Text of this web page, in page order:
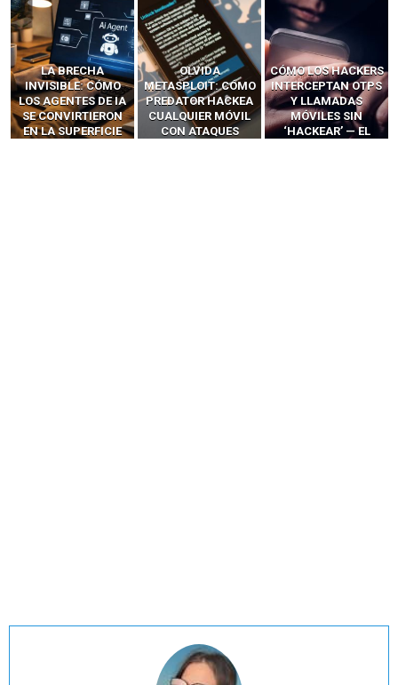
LA BRECHA
INVISIBLE: CÓMO
LOS AGENTES DE IA
SE CONVIRTIERON
EN LA SUPERFICIE
OLVIDA
METASPLOIT: CÓMO
PREDATOR HACKEA
CUALQUIER MÓVIL
CON ATAQUES
CÓMO LOS HACKERS
INTERCEPTAN OTPS
Y LLAMADAS
MÓVILES SIN
‘HACKEAR’ — EL